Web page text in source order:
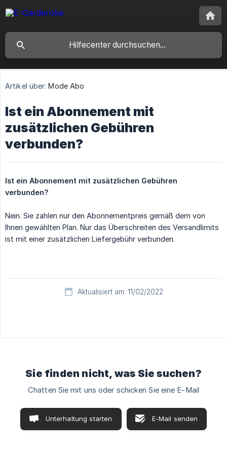
Artikel über: Mode Abo
Ist ein Abonnement mit
zusätzlichen Gebühren
verbunden?
Ist ein Abonnement mit zusätzlichen Gebühren
verbunden?
Nein. Sie zahlen nur den Abonnementpreis gemäß dem von
Ihnen gewählten Plan. Nur das Überschreiten des Versandlimits
ist mit einer zusätzlichen Liefergebühr verbunden.
Aktualisiert am: 11/02/2022
Sie finden nicht, was Sie suchen?
Chatten Sie mit uns oder schicken Sie eine E-Mail
Unterhaltung starten E-Mail senden